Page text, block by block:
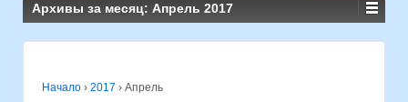
Архивы за месяц: Апрель 2017
Начало › 2017 › Апрель